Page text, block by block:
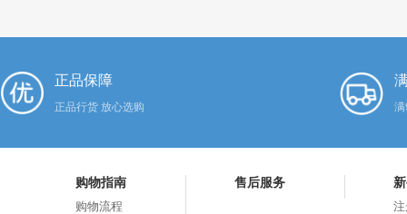
正品保障
正品行货 放心选购
购物指南
购物流程
售后服务